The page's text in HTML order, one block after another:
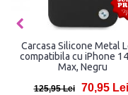
Carcasa Silicone Metal
compatibila cu iPhone
Max, Negru
125,95 Lei 70,95 Lei